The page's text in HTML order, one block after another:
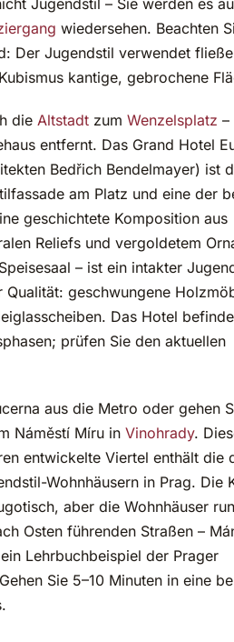
Jugendstil – Sie werden es
wiedersehen. Beachten
Der Jugendstil verwendet
kantige, gebrochene
die Altstadt zum Wenzelsplatz –
entfernt. Das Grand Hotel
Bedřich Bendelmayer) ist
am Platz und eine der
geschichtete Komposition aus
Reliefs und vergoldetem
– ist ein intakter
geschwungene
Das Hotel
prüfen Sie den aktuellen
aus die Metro oder gehen
Náměstí Míru in Vinohrady.
entwickelte Viertel enthält die
Wohnhäusern in Prag. Die
aber die Wohnhäuser
Osten führenden Straßen –
Lehrbuchbeispiel der Prager
Sie 5–10 Minuten in eine